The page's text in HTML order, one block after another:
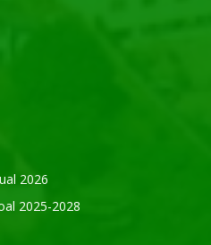
2026
2025-2028